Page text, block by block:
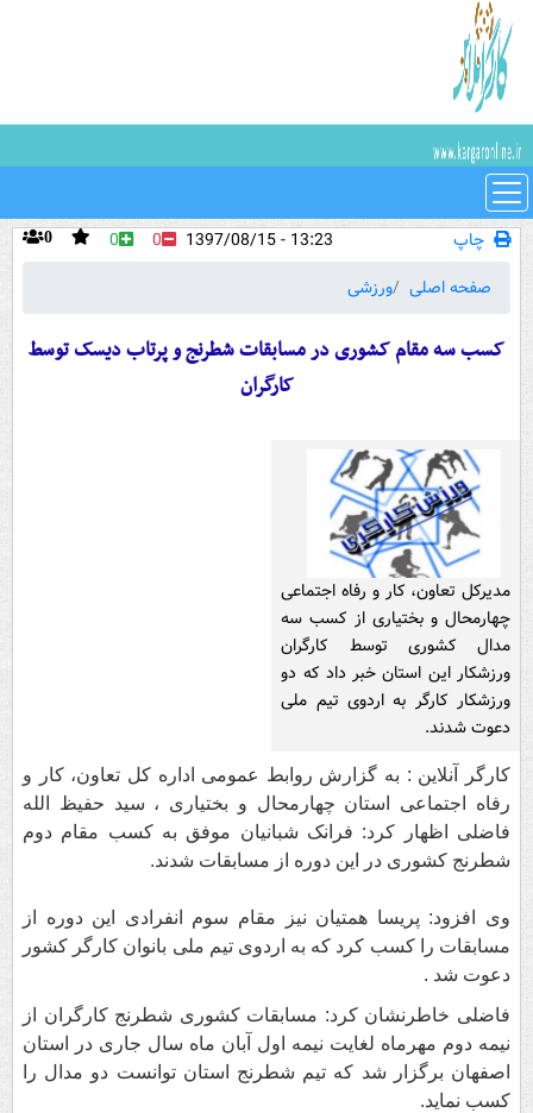
چاپ 0 0 0
13:23 - 1397/08/15
صفحه اصلی
ورزشی
کسب سه مقام کشوری در مسابقات شطرنج و پرتاب دیسک توسط
کارگران
مدیرکل تعاون، کار و رفاه اجتماعی
چهارمحال و بختیاری از کسب سه
مدال کشوری توسط کارگران
ورزشکار این استان خبر داد که دو
ورزشکار کارگر به اردوی تیم ملی
دعوت شدند.
کارگر آنلاین : به گزارش روابط عمومی اداره کل تعاون، کار و
رفاه اجتماعی استان چهارمحال و بختیاری ، سید حفیظ الله
فاضلی اظهار کرد: فرانک شبانیان موفق به کسب مقام دوم
شطرنج کشوری در این دوره از مسابقات شدند.
وی افزود: پریسا همتیان نیز مقام سوم انفرادی این دوره از
مسابقات را کسب کرد که به اردوی تیم ملی بانوان کارگر کشور
دعوت شد .
فاضلی خاطرنشان کرد: مسابقات کشوری شطرنج کارگران از
نیمه دوم مهرماه لغایت نیمه اول آبان ماه سال جاری در استان
اصفهان برگزار شد که تیم شطرنج استان توانست دو مدال را
کسب نماید.